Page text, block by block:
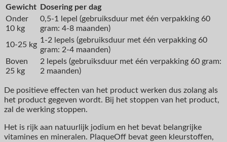
Gewicht
Dosering per dag
Onder
10 kg
0,5-1 lepel (gebruiksduur met één verpakking 60
gram: 4-8 maanden)
10-25 kg
1-2 lepels (gebruiksduur met één verpakking 60
gram: 2-4 maanden)
Boven
25 kg
2 lepels (gebruiksduur met één verpakking 60 gram:
2 maanden)
De positieve effecten van het product werken dus zolang als
het product gegeven wordt. Bij het stoppen van het product,
zal de werking stoppen.
Het is rijk aan natuurlijk jodium en het bevat belangrijke
vitamines en mineralen. PlaqueOff bevat geen kleurstoffen,